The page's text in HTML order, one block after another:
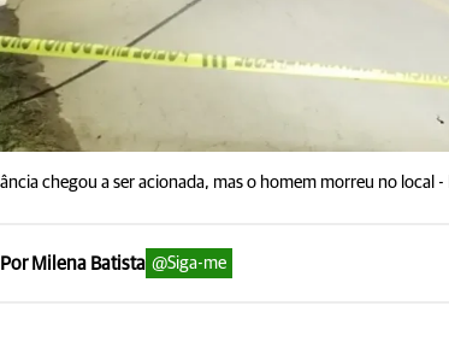
chegou a ser acionada, mas o homem morreu no local -
Milena Batista @Siga-me